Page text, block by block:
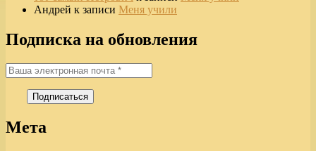
Андрей к записи Меня учили
Подписка на обновления
Мета